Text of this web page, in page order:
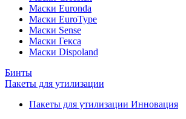
Маски Euronda
Маски EuroType
Маски Sense
Маски Гекса
Маски Dispoland
Бинты
Пакеты для утилизации
Пакеты для утилизации Инновация